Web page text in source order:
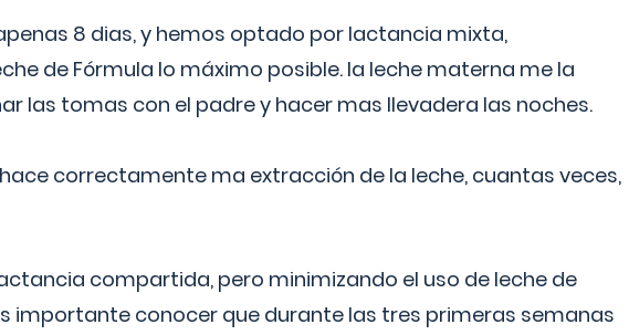
8 dias, y hemos optado por lactancia mixta,
de Fórmula lo máximo posible. la leche materna me la
las tomas con el padre y hacer mas llevadera las noches.
correctamente ma extracción de la leche, cuantas veces,
compartida, pero minimizando el uso de leche de
importante conocer que durante las tres primeras semanas